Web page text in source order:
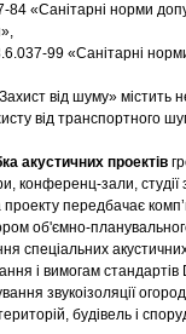
«Санітарні норми
99 «Санітарні
від шуму» містить
від транспортного
акустичних проектів
конференц-зали,
проекту передбачає
об'ємно-
спеціальних
і вимогам
звукоізоляції
будівель і